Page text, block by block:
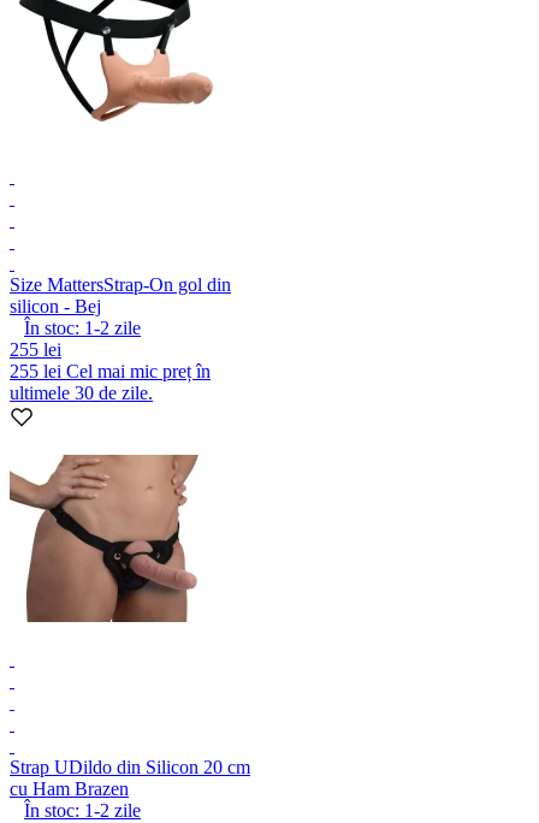
Size MattersStrap-On gol din
silicon - Bej
În stoc: 1-2 zile
255 lei
255 lei Cel mai mic preț în
ultimele 30 de zile.
Strap UDildo din Silicon 20 cm
cu Ham Brazen
În stoc: 1-2 zile